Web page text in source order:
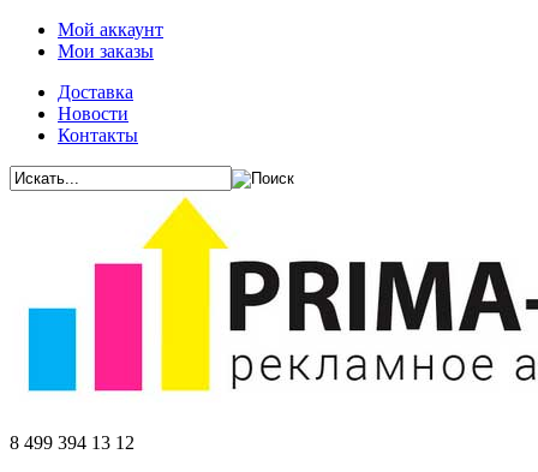
Мой аккаунт
Мои заказы
Доставка
Новости
Контакты
8 499 394 13 12